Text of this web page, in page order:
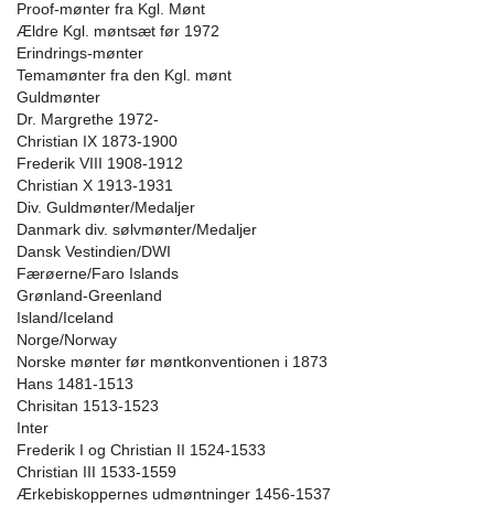
Proof-mønter fra Kgl. Mønt
Ældre Kgl. møntsæt før 1972
Erindrings-mønter
Temamønter fra den Kgl. mønt
Guldmønter
Dr. Margrethe 1972-
Christian IX 1873-1900
Frederik VIII 1908-1912
Christian X 1913-1931
Div. Guldmønter/Medaljer
Danmark div. sølvmønter/Medaljer
Dansk Vestindien/DWI
Færøerne/Faro Islands
Grønland-Greenland
Island/Iceland
Norge/Norway
Norske mønter før møntkonventionen i 1873
Hans 1481-1513
Chrisitan 1513-1523
Inter
Frederik I og Christian II 1524-1533
Christian III 1533-1559
Ærkebiskoppernes udmøntninger 1456-1537